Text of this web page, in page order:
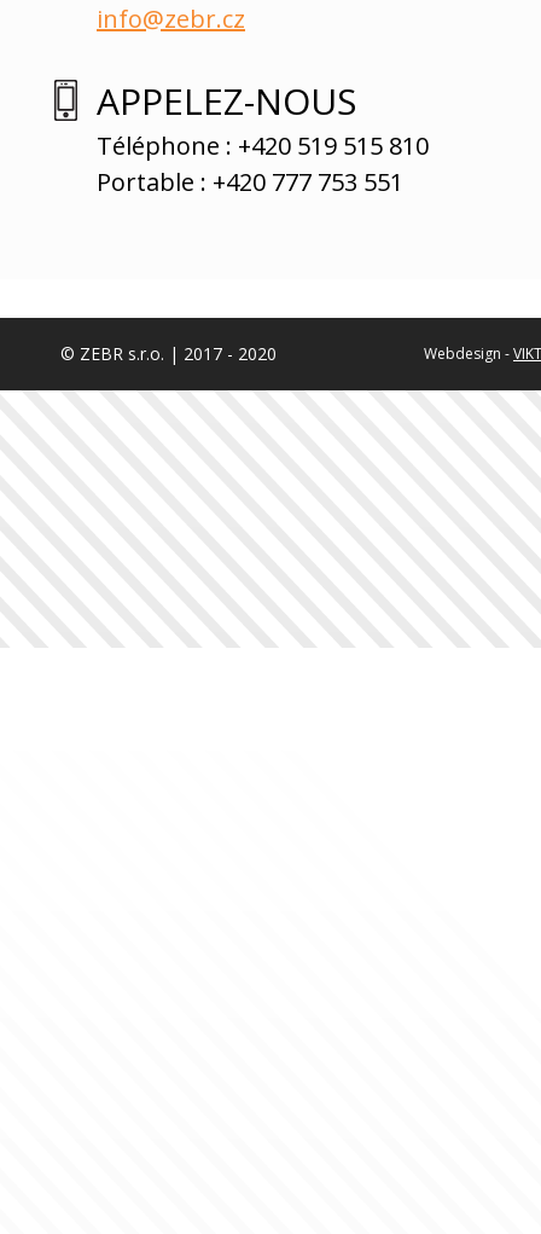
info@zebr.cz
APPELEZ-NOUS
Téléphone : +420 519 515 810
Portable : +420 777 753 551
© ZEBR s.r.o. | 2017 - 2020 Webdesign -